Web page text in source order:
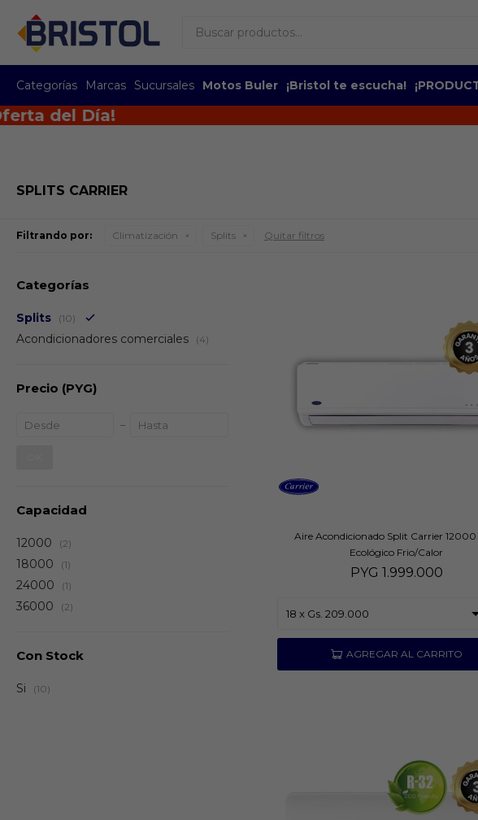
Categorías Marcas Sucursales Motos Buler ¡Bristol te escucha!
Día!
SPLITS CARRIER
Filtrando por: Climatización Splits Quitar filtros
Aire Acondicionado Split Carrier 12000
Ecológico Frio/Calor
PYG 1.999.000
Categorías
Splits (10)
Acondicionadores comerciales (4)
Precio (PYG)
Capacidad
12000 (2)
18000 (1)
24000 (1)
36000 (2)
Con Stock
Si (10)